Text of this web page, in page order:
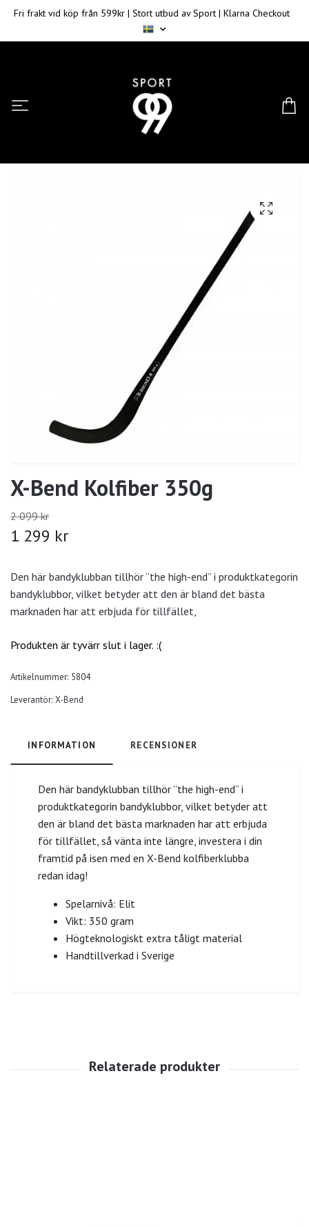
Fri frakt vid köp från 599kr | Stort utbud av Sport | Klarna Checkout
X-Bend Kolfiber 350g
2 099 kr
1 299 kr
Den här bandyklubban tillhör ”the high-end” i produktkategorin
bandyklubbor, vilket betyder att den är bland det bästa
marknaden har att erbjuda för tillfället,
Produkten är tyvärr slut i lager. :(
Artikelnummer: 5804
Leverantör: X-Bend
INFORMATION RECENSIONER
Den här bandyklubban tillhör ”the high-end” i
produktkategorin bandyklubbor, vilket betyder att
den är bland det bästa marknaden har att erbjuda
för tillfället, så vänta inte längre, investera i din
framtid på isen med en X-Bend kolfiberklubba
redan idag!
Spelarnivå: Elit
Vikt: 350 gram
Högteknologiskt extra tåligt material
Handtillverkad i Sverige